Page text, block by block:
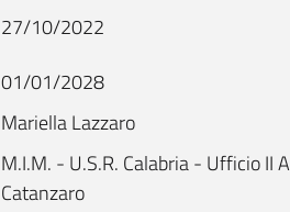
27/10/2022
01/01/2028
Mariella Lazzaro
M.I.M. - U.S.R. Calabria - Ufficio II
Catanzaro